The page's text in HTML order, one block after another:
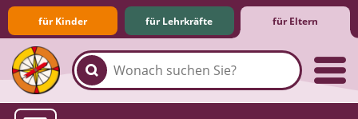
für Kinder für Lehrkräfte für Eltern